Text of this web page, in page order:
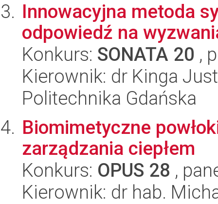
Innowacyjna metoda
odpowiedź na
Konkurs: SONATA 20 ,
Kierownik: dr Kinga
Politechnika Gdańska
Biomimetyczne
zarządzania ciepłem
Konkurs: OPUS 28 ,
Kierownik: dr hab.